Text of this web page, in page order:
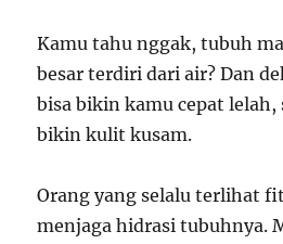
Kamu tahu nggak, tubuh
besar terdiri dari air? Dan
bisa bikin kamu cepat
bikin kulit kusam.
Orang yang selalu terlihat
menjaga hidrasi tubuhnya.